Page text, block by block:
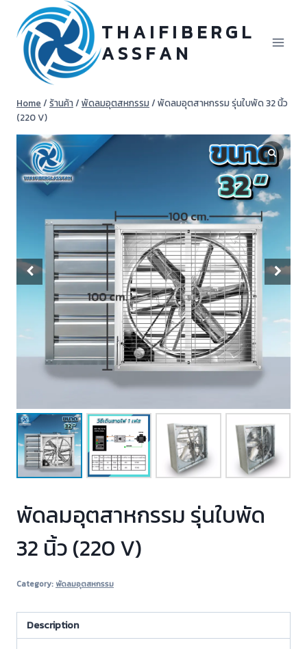
content
T H A I F I B E R G L
A S S F A N
Home / ร้านค้า/ พัดลมอุตสหกรรม/ พัดลมอุตสาหกรรม รุ่นใบพัด 32 นิ้ว
(220 V)
พัดลมอุตสาหกรรม รุ่นใบพัด
32 นิ้ว (220 V)
Category: พัดลมอุตสหกรรม
Description